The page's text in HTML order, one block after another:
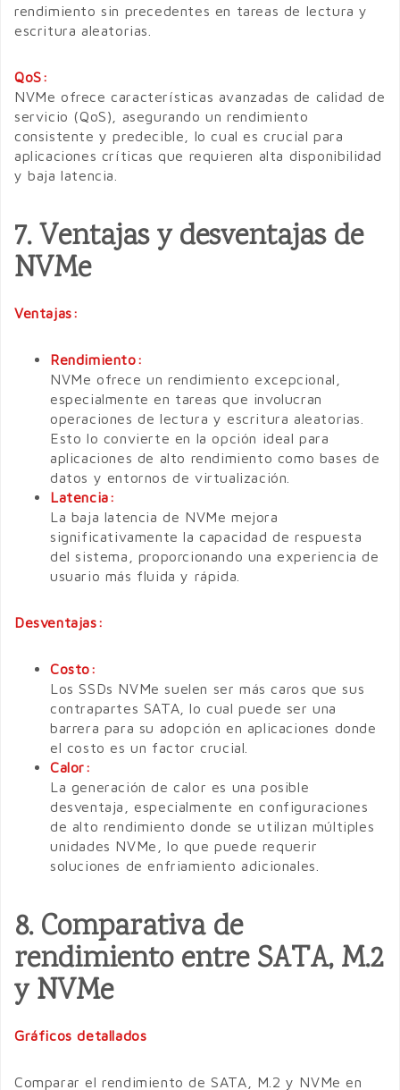
rendimiento sin precedentes en tareas de lectura y
escritura aleatorias.
QoS:
NVMe ofrece características avanzadas de calidad de
servicio (QoS), asegurando un rendimiento
consistente y predecible, lo cual es crucial para
aplicaciones críticas que requieren alta disponibilidad
y baja latencia.
7. Ventajas y desventajas de
NVMe
Ventajas:
Rendimiento:
NVMe ofrece un rendimiento excepcional,
especialmente en tareas que involucran
operaciones de lectura y escritura aleatorias.
Esto lo convierte en la opción ideal para
aplicaciones de alto rendimiento como bases de
datos y entornos de virtualización.
Latencia:
La baja latencia de NVMe mejora
significativamente la capacidad de respuesta
del sistema, proporcionando una experiencia de
usuario más fluida y rápida.
Desventajas:
Costo:
Los SSDs NVMe suelen ser más caros que sus
contrapartes SATA, lo cual puede ser una
barrera para su adopción en aplicaciones donde
el costo es un factor crucial.
Calor:
La generación de calor es una posible
desventaja, especialmente en configuraciones
de alto rendimiento donde se utilizan múltiples
unidades NVMe, lo que puede requerir
soluciones de enfriamiento adicionales.
8. Comparativa de
rendimiento entre SATA, M.2
y NVMe
Gráficos detallados
Comparar el rendimiento de SATA, M.2 y NVMe en